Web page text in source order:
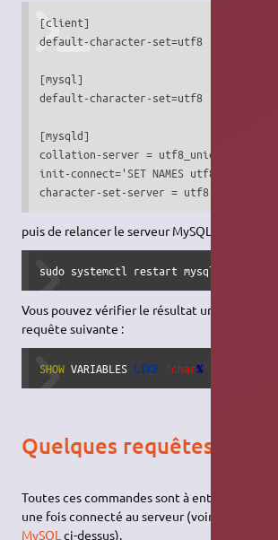
[client]
default-character-set=utf8
[mysql]
default-character-set=utf8
[mysqld]
collation-server = utf8_unicode_ci
init-connect='SET NAMES utf8'
character-set-server = utf8
puis de relancer le serveur MySQL :
sudo systemctl restart mysql
Vous pouvez vérifier le résultat une fois
requête suivante :
SHOW VARIABLES LIKE 'char%'
Quelques requêtes SQL
Toutes ces commandes sont à entrer dans le
une fois connecté au serveur (voir comment
MySQL ci-dessus).